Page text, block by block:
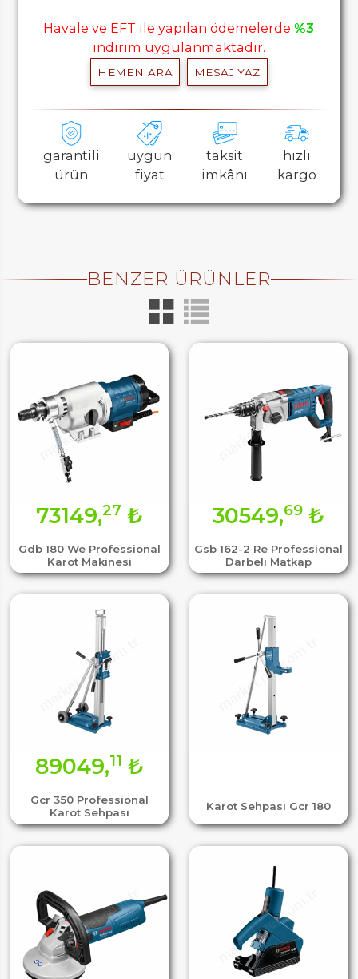
Havale ve EFT ile yapılan ödemelerde%3
indirim uygulanmaktadır.
HEMEN ARA MESAJ YAZ
garantili
ürün
uygun
fiyat
taksit
imkânı
hızlı
kargo
BENZER ÜRÜNLER
Gdb 180 We Professional
Karot Makinesi
73149,27 ₺
Gsb 162-2 Re Professional
Darbeli Matkap
30549,69₺
Gcr 350 Professional
Karot Sehpası
89049,11 ₺
Karot Sehpası Gcr 180